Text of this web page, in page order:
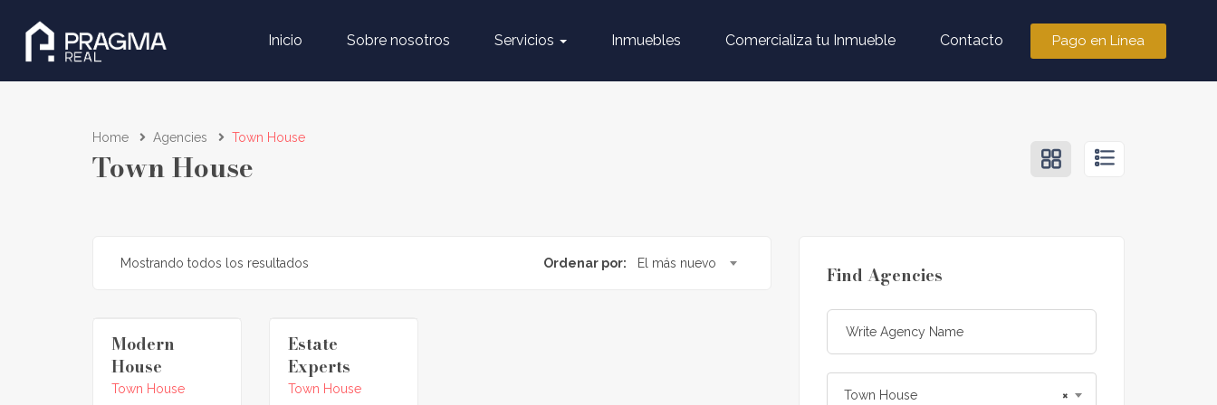
Inicio Sobre nosotros Servicios Inmuebles Comercializa tu Inmueble Contacto Pago en Línea
Home Agencies Town House
Town House
Mostrando todos los resultados Ordenar por: El más nuevo
Modern
House
Town House
Estate
Experts
Town House
Find Agencies
×
Town House